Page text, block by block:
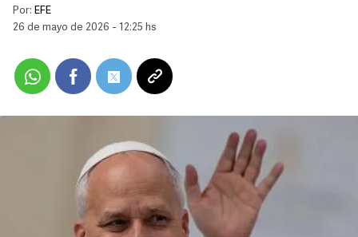
Por: EFE
26 de mayo de 2026 - 12:25 hs